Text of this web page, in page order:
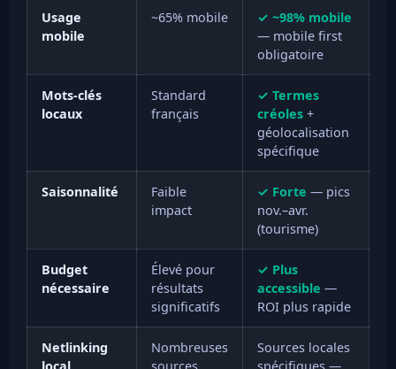
Usage
mobile
~65% mobile
✓ ~98% mobile
— mobile first
obligatoire
Mots-clés
locaux
Standard
français
✓ Termes
créoles +
géolocalisation
spécifique
Saisonnalité
Faible
impact
✓ Forte — pics
nov.–avr.
(tourisme)
Budget
nécessaire
Élevé pour
résultats
significatifs
✓ Plus
accessible —
ROI plus rapide
Netlinking
Nombreuses
Sources locales